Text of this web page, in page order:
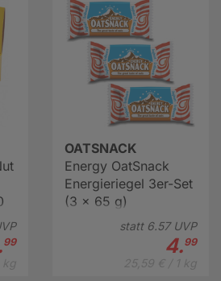
99
OATSNACK
Energy OatSnack
Energieriegel 3er-Set
(3 x 65 g)
statt 6.57UVP
4.99